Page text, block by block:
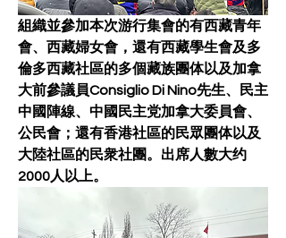
組織並參加本次游行集會的有西藏青年
會、西藏婦女會，還有西藏學生會及多
倫多西藏社區的多個藏族團体以及加拿
大前參議員Consiglio Di Nino先生、民主
中國陣線、中國民主党加拿大委員會、
公民會；還有香港社區的民眾團体以及
大陸社區的民衆社團。出席人數大约
2000人以上。